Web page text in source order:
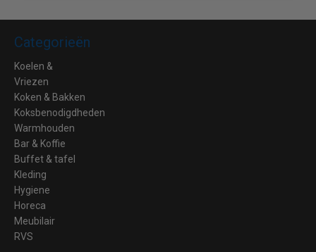
Categorieën
Koelen &
Vriezen
Koken & Bakken
Koksbenodigdheden
Warmhouden
Bar & Koffie
Buffet & tafel
Kleding
Hygiene
Horeca
Meubilair
RVS